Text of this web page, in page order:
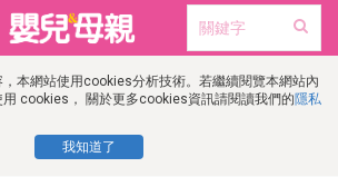
本網站使用cookies分析技術。若繼續閱覽本網站內
cookies， 關於更多cookies資訊請閱讀我們的隱私
我知道了